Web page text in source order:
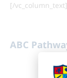
[/
ABC